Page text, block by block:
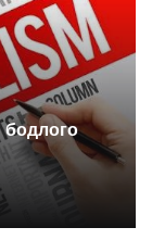
бодлого